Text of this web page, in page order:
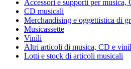
Accessori e supporti per musica,
CD musicali
Merchandising e oggettistica di
Musicassette
Vinili
Altri articoli di musica, CD e
Lotti e stock di articoli musicali